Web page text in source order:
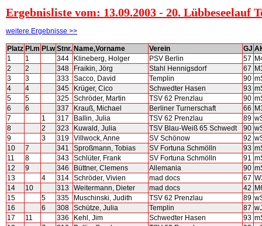
Ergebnisliste vom: 13.09.2003 - 20. Lübbeseelauf
weitere Ergebnisse >>
Platz Pl.m Pl.w Stnr. Name,Vorname Verein GJ
1
1 344 Klineberg, Holger PSV Berlin 57
2
2 348 Fraikin, Jörg Stahl Hennigsdorf 67
3
3 333 Sacco, David Templin 90
4
4 345 Krüger, Cico Schwedter Hasen 93
5
5 325 Schröder, Martin TSV 62 Prenzlau 90
6
6 337 Krauß, Michael Berliner Turnerschaft 66
7
1 317 Ballin, Julia TSV 62 Prenzlau 89
8
2 323 Kuwald, Julia TSV Blau-Weiß 65 Schwedt 90
9
3 319 Villwock, Anne SV Schönow 92
10
7 341 Sproßmann, Tobias SV Fortuna Schmölln 93
11
8 343 Schlüter, Frank SV Fortuna Schmölln 91
12
9 346 Büttner, Clemens Allemania 90
13
4 314 Schröder, Vivien mad docs 67
14
10 313 Weitermann, Dieter mad docs 42
15
5 335 Muschinski, Judith TSV 62 Prenzlau 89
16
6 308 Schütze, Julia Templin 87
17
11 336 Kehl, Jim Schwedter Hasen 93